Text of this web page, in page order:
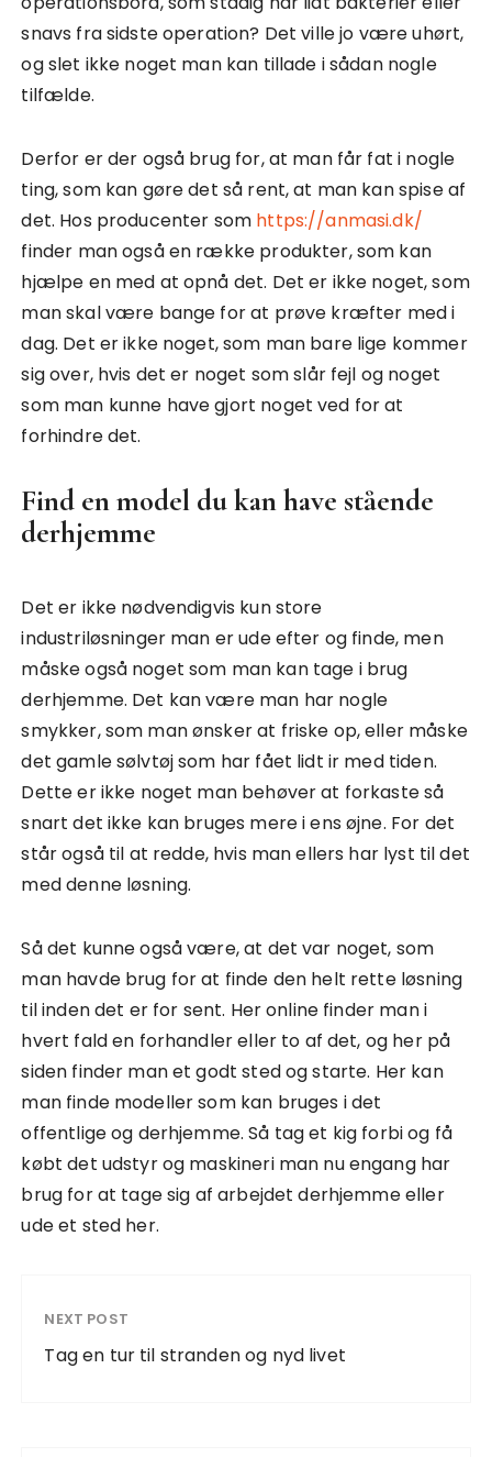
snavs fra sidste operation? Det ville jo være uhørt,
og slet ikke noget man kan tillade i sådan nogle
tilfælde.
Derfor er der også brug for, at man får fat i nogle
ting, som kan gøre det så rent, at man kan spise af
det. Hos producenter som https://anmasi.dk/
finder man også en række produkter, som kan
hjælpe en med at opnå det. Det er ikke noget, som
man skal være bange for at prøve kræfter med i
dag. Det er ikke noget, som man bare lige kommer
sig over, hvis det er noget som slår fejl og noget
som man kunne have gjort noget ved for at
forhindre det.
Find en model du kan have stående
derhjemme
Det er ikke nødvendigvis kun store
industriløsninger man er ude efter og finde, men
måske også noget som man kan tage i brug
derhjemme. Det kan være man har nogle
smykker, som man ønsker at friske op, eller måske
det gamle sølvtøj som har fået lidt ir med tiden.
Dette er ikke noget man behøver at forkaste så
snart det ikke kan bruges mere i ens øjne. For det
står også til at redde, hvis man ellers har lyst til det
med denne løsning.
Så det kunne også være, at det var noget, som
man havde brug for at finde den helt rette løsning
til inden det er for sent. Her online finder man i
hvert fald en forhandler eller to af det, og her på
siden finder man et godt sted og starte. Her kan
man finde modeller som kan bruges i det
offentlige og derhjemme. Så tag et kig forbi og få
købt det udstyr og maskineri man nu engang har
brug for at tage sig af arbejdet derhjemme eller
ude et sted her.
NEXT POST
Tag en tur til stranden og nyd livet